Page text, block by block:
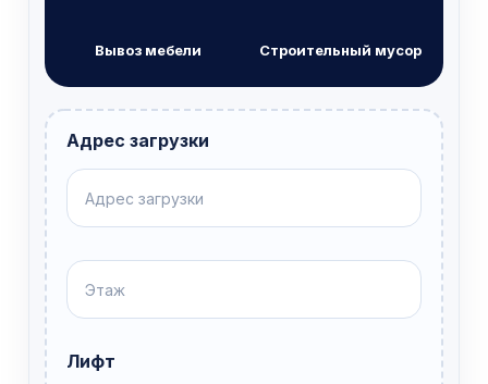
Вывоз мебели Строительный мусор
Адрес загрузки
Лифт